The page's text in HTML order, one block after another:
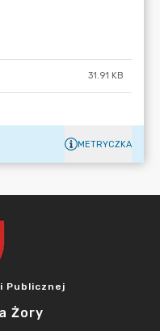
31.91 KB
METRYCZKA
Publicznej
Żory